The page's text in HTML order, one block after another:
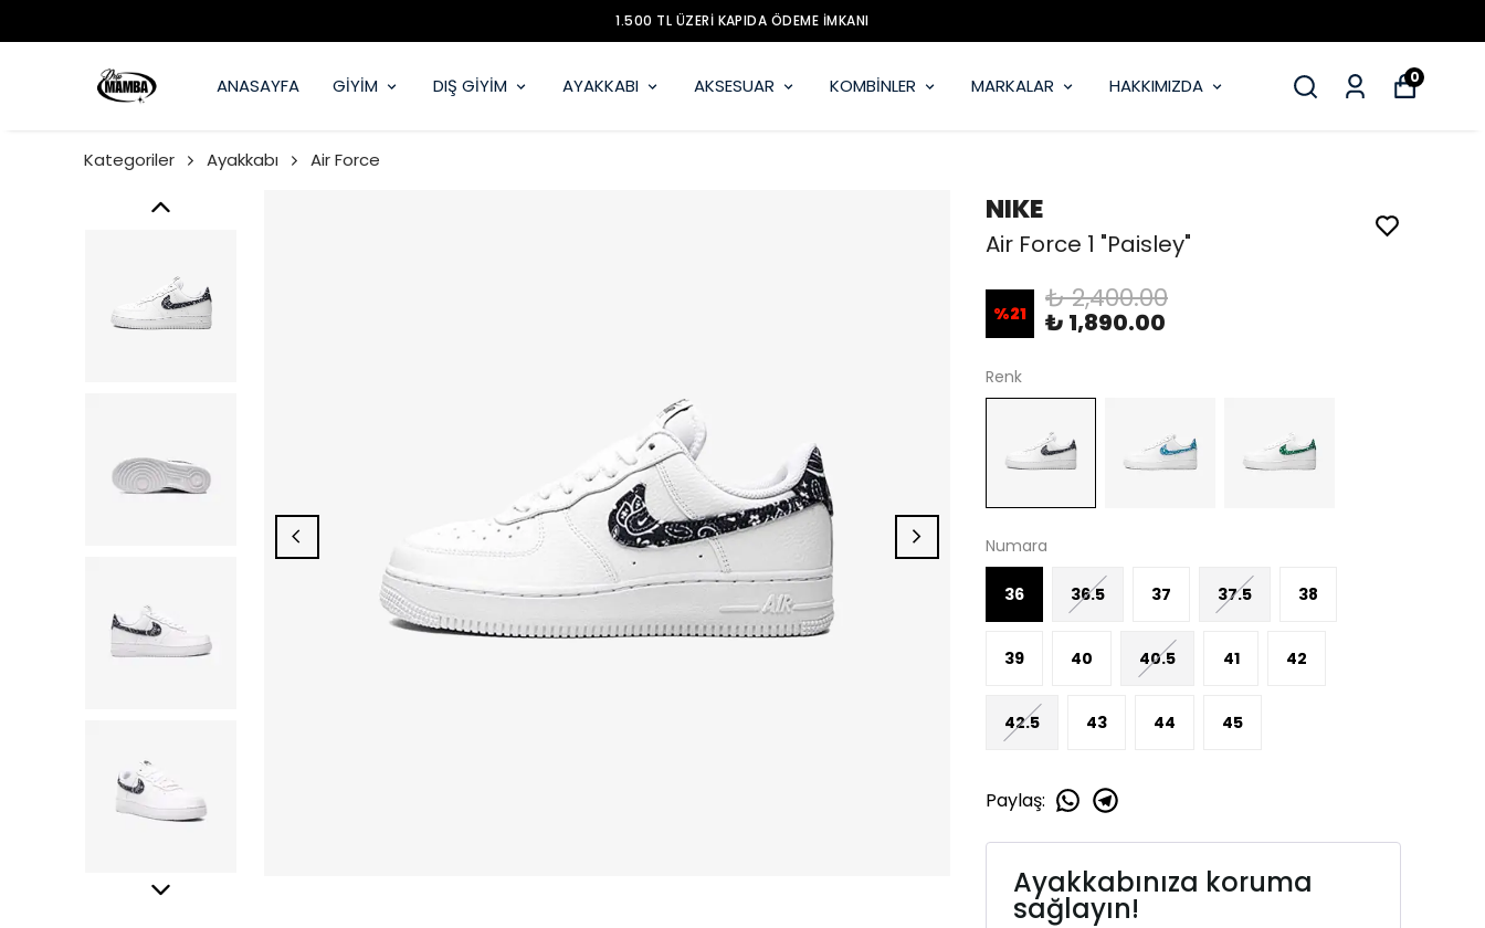
1.500 TL ÜZERİ KAPIDA ÖDEME İMKANI
ANASAYFA GİYİM DIŞ GİYİM AYAKKABI AKSESUAR KOMBİNLER MARKALAR HAKKIMIZDA 0
Kategoriler Ayakkabı Air Force
NIKE
Air Force 1 "Paisley"
%21 ₺ 2,400.00
₺ 1,890.00
Renk
Numara
36 36.5 37 37.5 38
39 40 40.5 41 42
42.5 43 44 45
Paylaş:
Ayakkabınıza koruma
sağlayın!